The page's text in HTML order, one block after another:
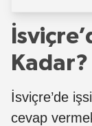
Kadar?
İsviçre’de
cevap